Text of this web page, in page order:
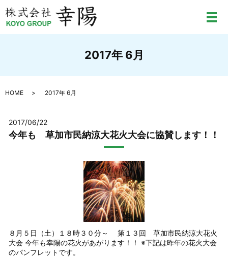
メ
2017年 6月
HOME 2017年 6月
2017/06/22
今年も 草加市民納涼大花火大会に協賛します！！
８月５日（土）１８時３０分～ 第１３回 草加市民納涼大花火
大会 今年も幸陽の花火があがります！！ ※下記は昨年の花火大会
のパンフレットです。